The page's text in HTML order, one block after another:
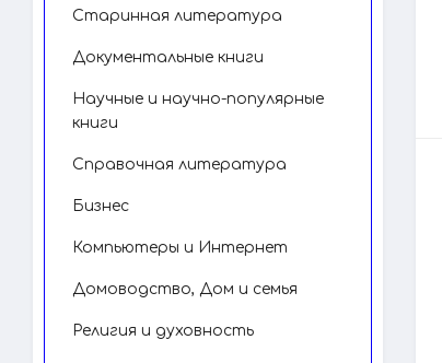
Старинная литература
Документальные книги
Научные и научно-популярные
книги
Справочная литература
Бизнес
Компьютеры и Интернет
Домоводство, Дом и семья
Религия и духовность